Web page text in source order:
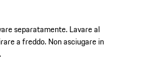
separatamente. Lavare al
a freddo. Non asciugare in